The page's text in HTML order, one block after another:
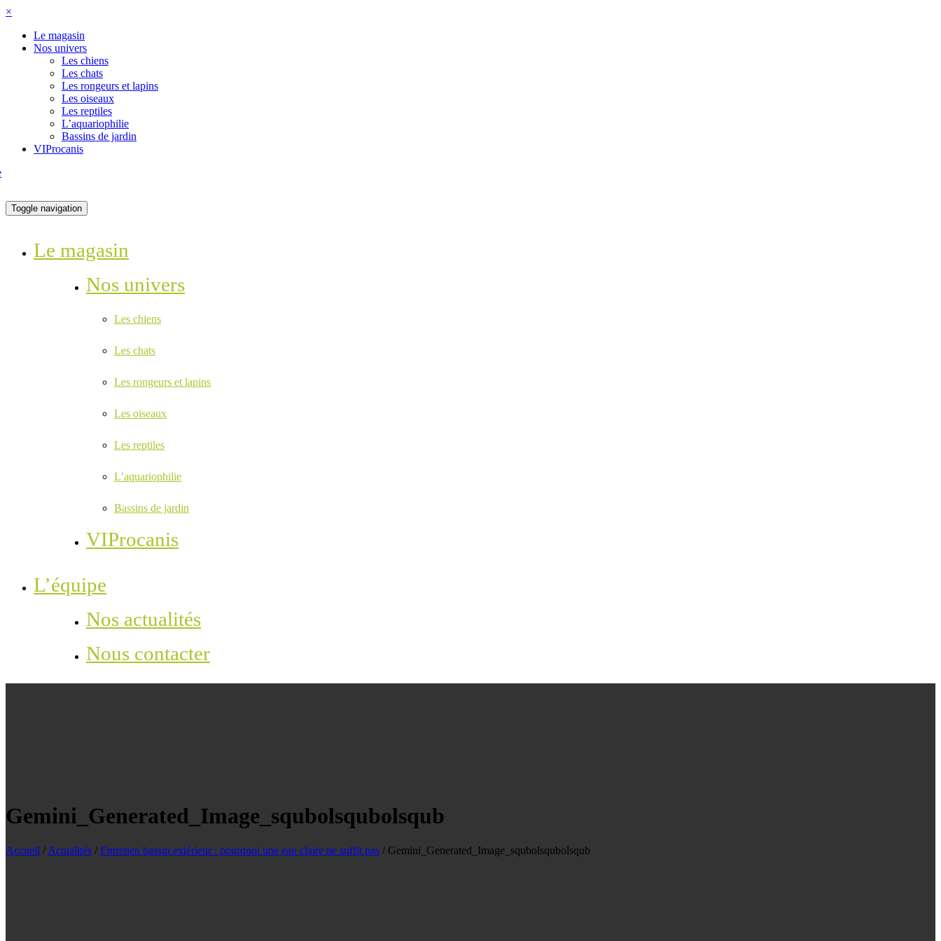
×
Le magasin
Nos univers
Les chiens
Les chats
Les rongeurs et lapins
Les oiseaux
Les reptiles
L’aquariophilie
Bassins de jardin
VIProcanis
Toggle navigation
Le magasin
Nos univers
Les chiens
Les chats
Les rongeurs et lapins
Les oiseaux
Les reptiles
L’aquariophilie
Bassins de jardin
VIProcanis
L’équipe
Nos actualités
Nous contacter
Gemini_Generated_Image_squbolsqubolsqub
Accueil / Actualités / Entretien bassin extérieur : pourquoi une eau claire ne suffit pas / Gemini_Generated_Image_squbolsqubolsqub